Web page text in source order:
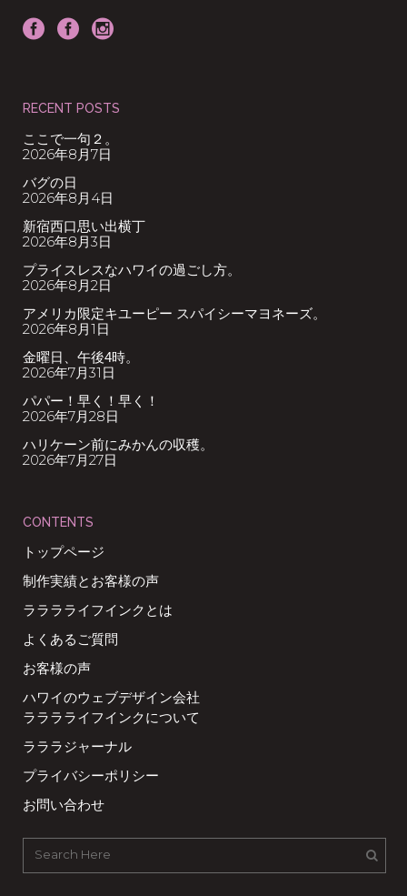
RECENT POSTS
ここで一句２。
2026年8月7日
バグの日
2026年8月4日
新宿西口思い出横丁
2026年8月3日
プライスレスなハワイの過ごし方。
2026年8月2日
アメリカ限定キユーピー スパイシーマヨネーズ。
2026年8月1日
金曜日、午後4時。
2026年7月31日
パパー！早く！早く！
2026年7月28日
ハリケーン前にみかんの収穫。
2026年7月27日
CONTENTS
トップページ
制作実績とお客様の声
ラララライフインクとは
よくあるご質問
お客様の声
ハワイのウェブデザイン会社
ラララライフインクについて
ラララジャーナル
プライバシーポリシー
お問い合わせ